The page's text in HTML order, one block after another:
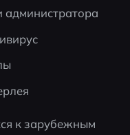
администратора
к зарубежным